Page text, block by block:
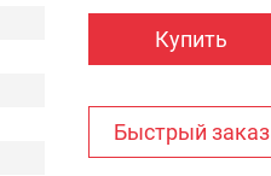
Купить
Быстрый заказ